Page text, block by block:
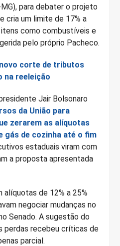
para debater o projeto
cria um limite de 17% a
itens como combustíveis e
pelo próprio Pacheco.
corte de tributos
na reeleição
Jair Bolsonaro
da União para
zerarem as alíquotas
gás de cozinha até o fim
estaduais viram com
a proposta apresentada
alíquotas de 12% a 25%
negociar mudanças no
Senado. A sugestão do
perdas recebeu críticas de
parcial.